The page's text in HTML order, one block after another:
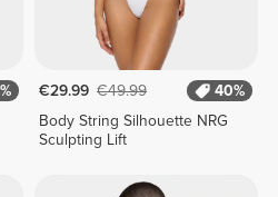
€29.99 €49.99
40%
Body String Silhouette NRG
Sculpting Lift